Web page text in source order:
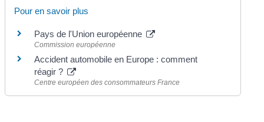
Pour en savoir plus
Pays de l'Union européenne
Commission européenne
Accident automobile en Europe : comment
réagir ?
Centre européen des consommateurs France